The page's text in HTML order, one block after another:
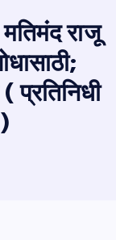
राजू
प्रतिनिधी